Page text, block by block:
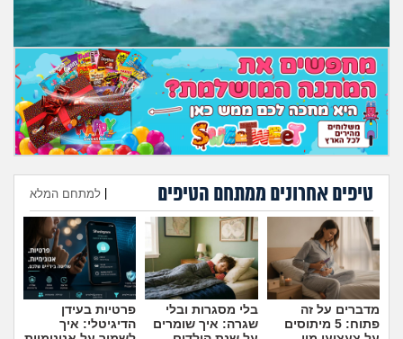
שומרים על הגוף
פיננסי וכלכלה
בין הסדינים
חיות מחמד
יוקר המחיה
גאווה
טיפים אחרונים ממתחם הטיפים למתחם המלא
הוספת טיפ
מדברים על זה
פתוח: 5 מיתוסים
בלי מסגרות ובלי
שגרה: איך שומרים
פרטיות בעידן
הדיגיטלי: איך